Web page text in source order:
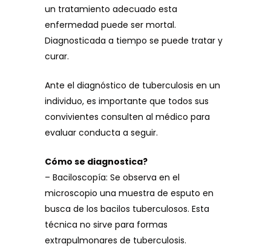
un tratamiento adecuado esta
enfermedad puede ser mortal.
Diagnosticada a tiempo se puede tratar y
curar.
Ante el diagnóstico de tuberculosis en un
individuo, es importante que todos sus
convivientes consulten al médico para
evaluar conducta a seguir.
Cómo se diagnostica?
– Baciloscopía: Se observa en el
microscopio una muestra de esputo en
busca de los bacilos tuberculosos. Esta
técnica no sirve para formas
extrapulmonares de tuberculosis.